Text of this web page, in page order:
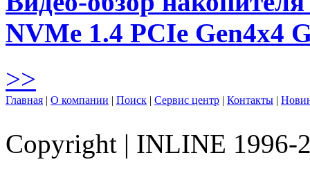
NVMe 1.4 PCIe Gen4х4
>>
Главная | О компании | Поиск | Сервис центр | Контакты |
Copyright | INLINE 1996-